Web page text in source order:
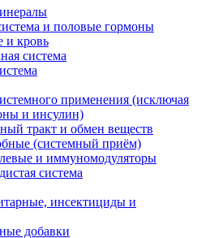
и половые гормоны
и кровь
система
применения (исключая
и инсулин)
тракт и обмен веществ
(системный приём)
и иммуномодуляторы
система
инсектициды и
добавки